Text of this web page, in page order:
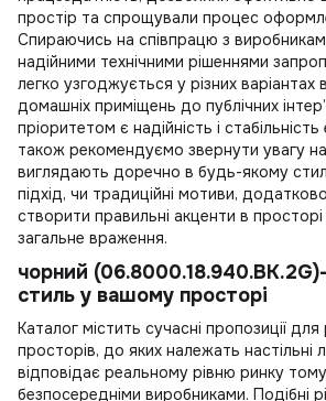
простір та спрощували процес
Спираючись на співпрацю з
надійними технічними рішеннями
легко узгоджується у різних варіантах
домашніх приміщень до публічних
пріоритетом є надійність і стабільність
також рекомендуємо звернути увагу на
виглядають доречно в будь-якому
підхід, чи традиційні мотиви,
створити правильні акценти в
загальне враження.
чорний
стиль у вашому просторі
Каталог містить сучасні пропозиції для
просторів, до яких належать настільні
відповідає реальному рівню ринку
безпосередніми виробниками. Подібні